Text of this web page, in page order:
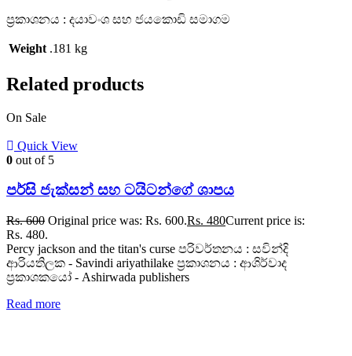
ප්‍රකාශනය : දයාවංශ සහ ජයකොඩි සමාගම
Weight .181 kg
Related products
On Sale
Quick View
0 out of 5
පර්සි ජැක්සන් සහ ටයිටන්ගේ ශාපය
Rs.600 Original price was: Rs. 600.Rs. 480Current price is:
Rs. 480.
Percy jackson and the titan's curse පරිවර්තනය : සවින්දි
ආරියතිලක - Savindi ariyathilake ප්‍රකාශනය : ආශිර්වාද
ප්‍රකාශකයෝ - Ashirwada publishers
Read more